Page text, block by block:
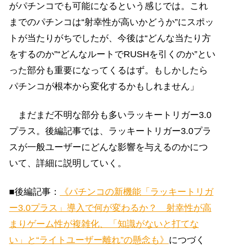
がパチンコでも可能になるという感じでは。これ
までのパチンコは“射幸性が高いかどうか”にスポッ
トが当たりがちでしたが、今後は“どんな当たり方
をするのか”“どんなルートでRUSHを引くのか”とい
った部分も重要になってくるはず。もしかしたら
パチンコが根本から変化するかもしれません」
まだまだ不明な部分も多いラッキートリガー3.0
プラス。後編記事では、ラッキートリガー3.0プラ
スが一般ユーザーにどんな影響を与えるのかにつ
いて、詳細に説明していく。
■後編記事：
《パチンコの新機能「ラッキートリガ
ー3.0プラス」導入で何が変わるか？ 射幸性が高
まりゲーム性が複雑化、「知識がないと打てな
い」と“ライトユーザー離れ”の懸念も》 につづく